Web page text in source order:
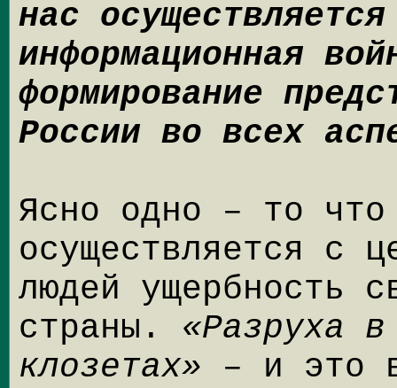
нас
информационная
формирование
России во всех
Ясно одно – то что
осуществляется с
людей ущербность
страны. «Разруха
клозетах» – и это